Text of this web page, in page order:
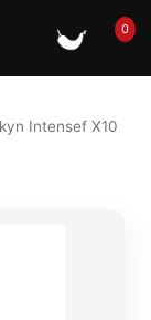
🛒0
Intensef X10